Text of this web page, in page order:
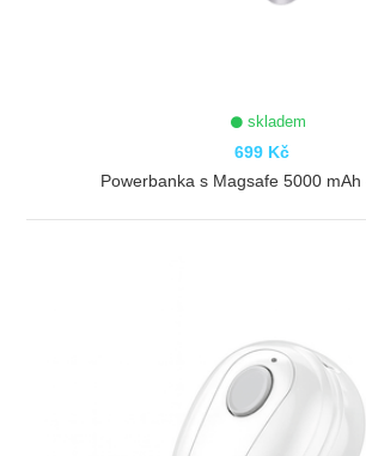
skladem
699 Kč
Powerbanka s Magsafe 5000